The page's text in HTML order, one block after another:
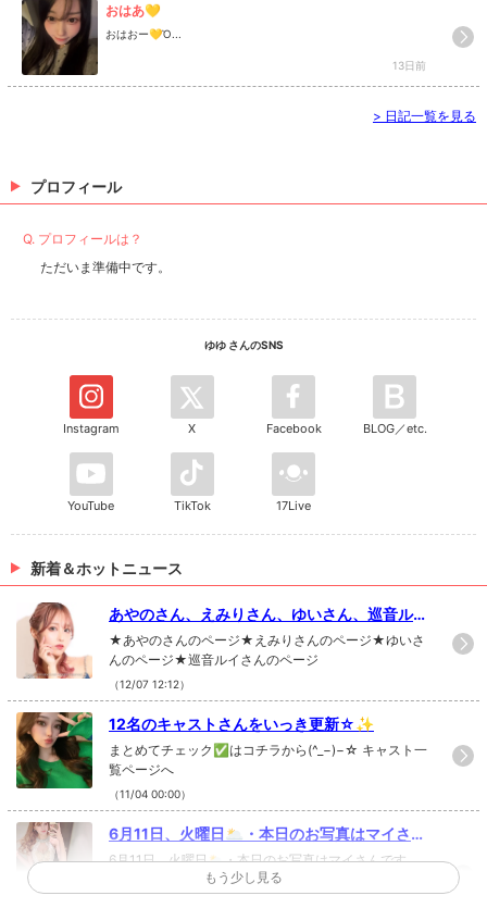
おはあ💛
おはおー💛Ὁ...
13日前
> 日記一覧を見る
プロフィール
Q. プロフィールは？
ただいま準備中です。
ゆゆ さんのSNS
Instagram X Facebook BLOG／etc.
YouTube TikTok 17Live
新着＆ホットニュース
あやのさん、えみりさん、ゆいさん、巡音ルイ
さんの写真を更新!!
★あやのさんのページ★えみりさんのページ★ゆいさ
んのページ★巡音ルイさんのページ
（12/07 12:12）
12名のキャストさんをいっき更新☆✨
まとめてチェック✅はコチラから(^_−)−☆ キャスト一
覧ページへ
（11/04 00:00）
6月11日、火曜日🌥・本日のお写真はマイさん
です✨・@maimai_904・おは...
6月11日、火曜日🌥・本日のお写真はマイさんです
✨・@maimai_904 ・おはようございます！・久しぶ
りの投稿になります！・新型コロナウイルスの影響を
もう少し見る